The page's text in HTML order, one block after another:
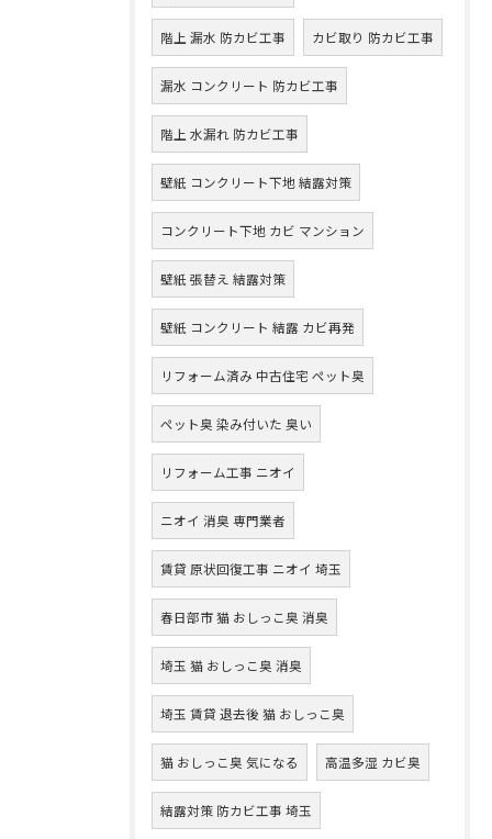
階上 漏水 防カビ工事 カビ取り 防カビ工事
漏水 コンクリート 防カビ工事
階上 水漏れ 防カビ工事
壁紙 コンクリート下地 結露対策
コンクリート下地 カビ マンション
壁紙 張替え 結露対策
壁紙 コンクリート 結露 カビ再発
リフォーム済み 中古住宅 ペット臭
ペット臭 染み付いた 臭い
リフォーム工事 ニオイ
ニオイ 消臭 専門業者
賃貸 原状回復工事 ニオイ 埼玉
春日部市 猫 おしっこ臭 消臭
埼玉 猫 おしっこ臭 消臭
埼玉 賃貸 退去後 猫 おしっこ臭
猫 おしっこ臭 気になる 高温多湿 カビ臭
結露対策 防カビ工事 埼玉